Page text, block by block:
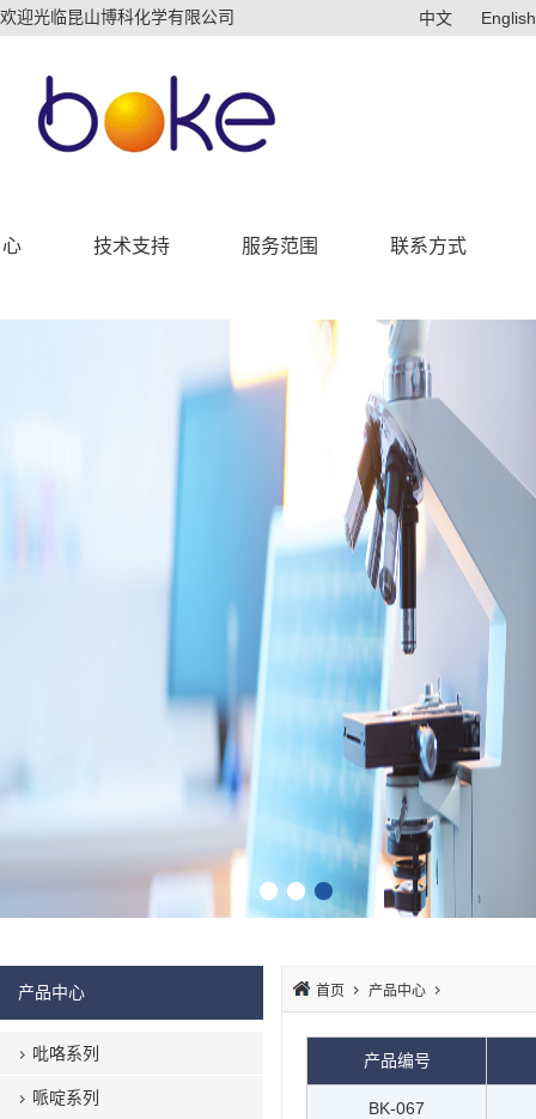
欢迎光临昆山博科化学有限公司 中文 English
技术支持 服务范围 联系方式
产品中心
吡咯系列
哌啶系列
首页 产品中心
产品编号
BK-067